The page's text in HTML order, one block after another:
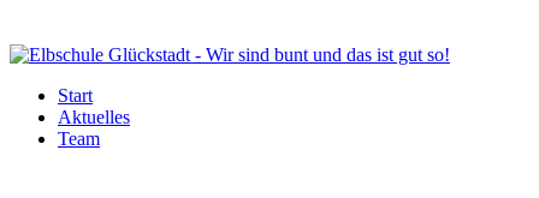
Start
Aktuelles
Team